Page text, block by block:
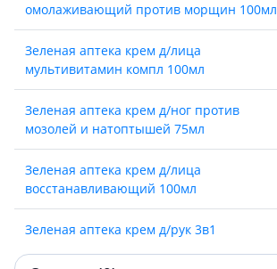
омолаживающий против морщин 100мл
Зеленая аптека крем д/лица
мультивитамин компл 100мл
Зеленая аптека крем д/ног против
мозолей и натоптышей 75мл
Зеленая аптека крем д/лица
восстанавливающий 100мл
Зеленая аптека крем д/рук 3в1